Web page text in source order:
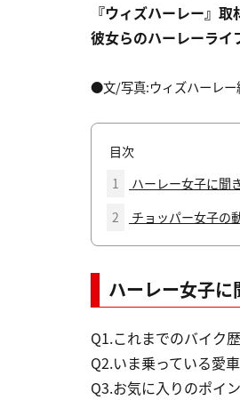
『ウィズハーレー』
彼女らのハーレーライ
●文/写真:ウィズハーレー
目次
1
ハーレー女子に聞
2
チョッパー女子の
ハーレー女子に
Q1.これまでのバイク
Q2.いま乗っている愛
Q3.お気に入りのポイ